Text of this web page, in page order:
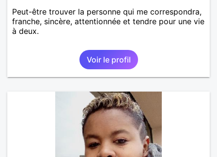
Peut-être trouver la personne qui me correspondra,
franche, sincère, attentionnée et tendre pour une vie
à deux.
Voir le profil